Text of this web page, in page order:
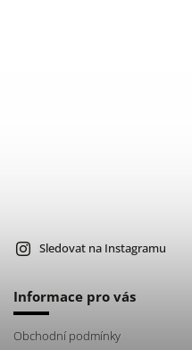
Sledovat na Instagramu
Informace pro vás
Obchodní podmínky